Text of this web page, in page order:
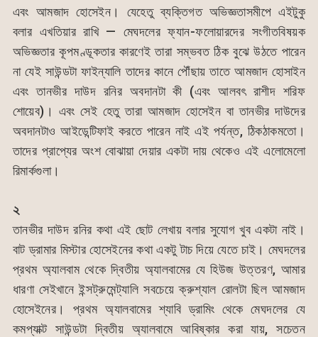
এবং আমজাদ হোসেইন। যেহেতু ব্যক্তিগত অভিজ্ঞতাসমীপে এইটুকু
বলার এখতিয়ার রাখি — মেঘদলের ফ্যান-ফলোয়ারদের সংগীতবিষয়ক
অভিজ্ঞতার কূপমণ্ডূকতার কারণেই তারা সম্ভবত ঠিক বুঝে উঠতে পারেন
না যেই সাউন্ডটা ফাইন্যালি তাদের কানে পৌঁছায় তাতে আমজাদ হোসাইন
এবং তানভীর দাউদ রনির অবদানটা কী (এবং আলবৎ রাশীদ শরিফ
শোয়েব)। এবং সেই হেতু তারা আমজাদ হোসেইন বা তানভীর দাউদের
অবদানটাও আইডেন্টিফাই করতে পারেন নাই এই পর্যন্ত, ঠিকঠাকমতো।
তাদের প্রাপ্যের অংশ বোঝায়া দেয়ার একটা দায় থেকেও এই এলোমেলো
রিমার্কগুলা।
২
তানভীর দাউদ রনির কথা এই ছোট লেখায় বলার সুযোগ খুব একটা নাই।
বাট ড্রামার মিস্টার হোসেইনের কথা একটু টাচ দিয়ে যেতে চাই। মেঘদলের
প্রথম অ্যালবাম থেকে দ্বিতীয় অ্যালবামের যে হিউজ উত্তরণ, আমার
ধারণা সেইখানে ইন্সট্রুমেন্ট্যালি সবচেয়ে ক্রুশ্যাল রোলটা ছিল আমজাদ
হোসেইনের। প্রথম অ্যালবামের শ্যাবি ড্রামিং থেকে মেঘদলের যে
কমপ্যাক্ট সাউন্ডটা দ্বিতীয় অ্যালবামে আবিষ্কার করা যায়, সচেতন